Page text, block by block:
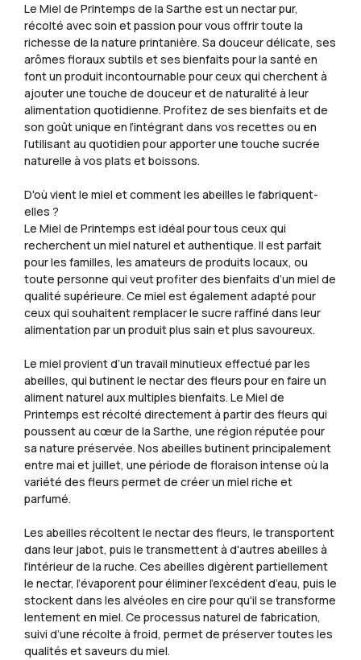
Le Miel de Printemps de la Sarthe est un nectar pur,
récolté avec soin et passion pour vous offrir toute la
richesse de la nature printanière. Sa douceur délicate, ses
arômes floraux subtils et ses bienfaits pour la santé en
font un produit incontournable pour ceux qui cherchent à
ajouter une touche de douceur et de naturalité à leur
alimentation quotidienne. Profitez de ses bienfaits et de
son goût unique en l’intégrant dans vos recettes ou en
l’utilisant au quotidien pour apporter une touche sucrée
naturelle à vos plats et boissons.
D'où vient le miel et comment les abeilles le fabriquent-
elles ?
Le Miel de Printemps est idéal pour tous ceux qui
recherchent un miel naturel et authentique. Il est parfait
pour les familles, les amateurs de produits locaux, ou
toute personne qui veut profiter des bienfaits d’un miel de
qualité supérieure. Ce miel est également adapté pour
ceux qui souhaitent remplacer le sucre raffiné dans leur
alimentation par un produit plus sain et plus savoureux.
Le miel provient d’un travail minutieux effectué par les
abeilles, qui butinent le nectar des fleurs pour en faire un
aliment naturel aux multiples bienfaits. Le Miel de
Printemps est récolté directement à partir des fleurs qui
poussent au cœur de la Sarthe, une région réputée pour
sa nature préservée. Nos abeilles butinent principalement
entre mai et juillet, une période de floraison intense où la
variété des fleurs permet de créer un miel riche et
parfumé.
Les abeilles récoltent le nectar des fleurs, le transportent
dans leur jabot, puis le transmettent à d'autres abeilles à
l'intérieur de la ruche. Ces abeilles digèrent partiellement
le nectar, l’évaporent pour éliminer l’excédent d’eau, puis le
stockent dans les alvéoles en cire pour qu'il se transforme
lentement en miel. Ce processus naturel de fabrication,
suivi d’une récolte à froid, permet de préserver toutes les
qualités et saveurs du miel.